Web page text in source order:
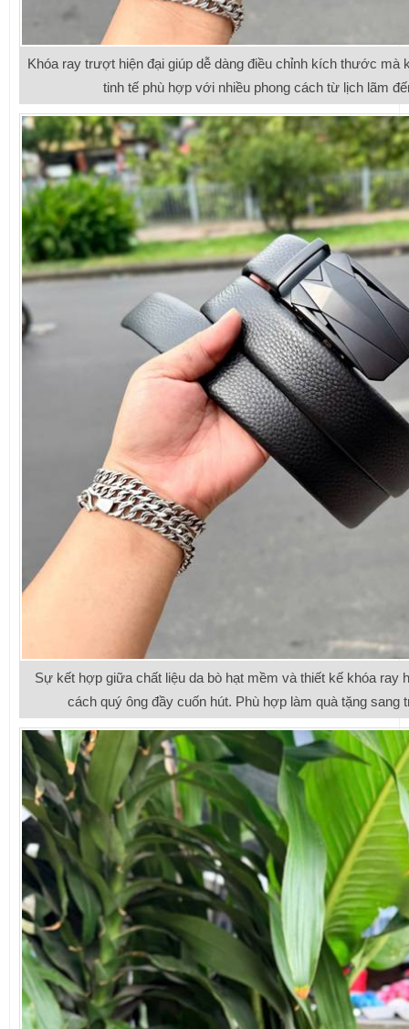
Khóa ray trượt hiện đại giúp dễ dàng điều chỉnh kích thước mà
tinh tế phù hợp với nhiều phong cách từ lịch lãm
Sự kết hợp giữa chất liệu da bò hạt mềm và thiết kế khóa ray
cách quý ông đầy cuốn hút. Phù hợp làm quà tặng sang